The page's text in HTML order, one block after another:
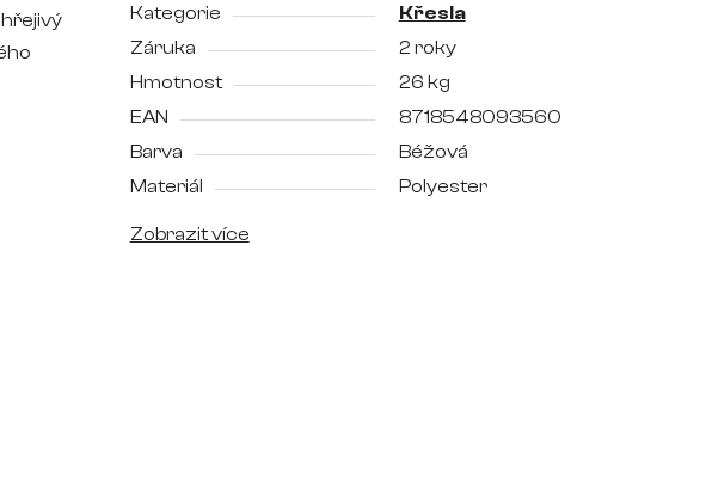
Kategorie
Křesla
Záruka
2 roky
Hmotnost
26 kg
EAN
8718548093560
Barva
Béžová
Materiál
Polyester
Zobrazit více